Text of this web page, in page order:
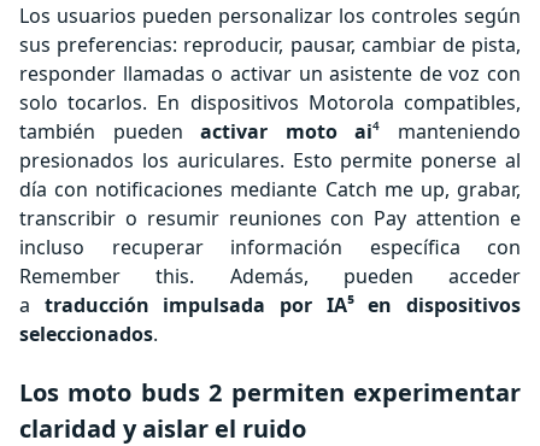
Los usuarios pueden personalizar los controles según
sus preferencias: reproducir, pausar, cambiar de pista,
responder llamadas o activar un asistente de voz con
solo tocarlos. En dispositivos Motorola compatibles,
también puedenactivar moto ai⁴ manteniendo
presionados los auriculares. Esto permite ponerse al
día con notificaciones mediante Catch me up, grabar,
transcribir o resumir reuniones con Pay attention e
incluso recuperar información específica con
Remember this. Además, pueden acceder
a traducción impulsada por IA⁵ en dispositivos
seleccionados.
Los moto buds 2 permiten experimentar
claridad y aislar el ruido